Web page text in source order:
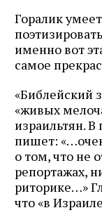
Горалик
именно вот
самое
«Библейский
«живых
израильтян.
пишет:
о том, что не
репортажах,
риторике…»
что «в